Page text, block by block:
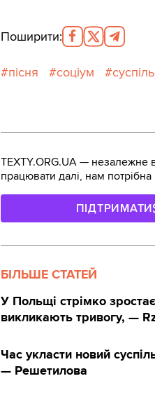
Поширити:
пісня соціум
TEXTY.ORG.UA — незалежне
працювати далі, нам
ПІДТРИМАТИ
БІЛЬШЕ СТАТЕЙ
У Польщі стрімко зростає
викликають тривогу, —
Час укласти новий
— Решетилова